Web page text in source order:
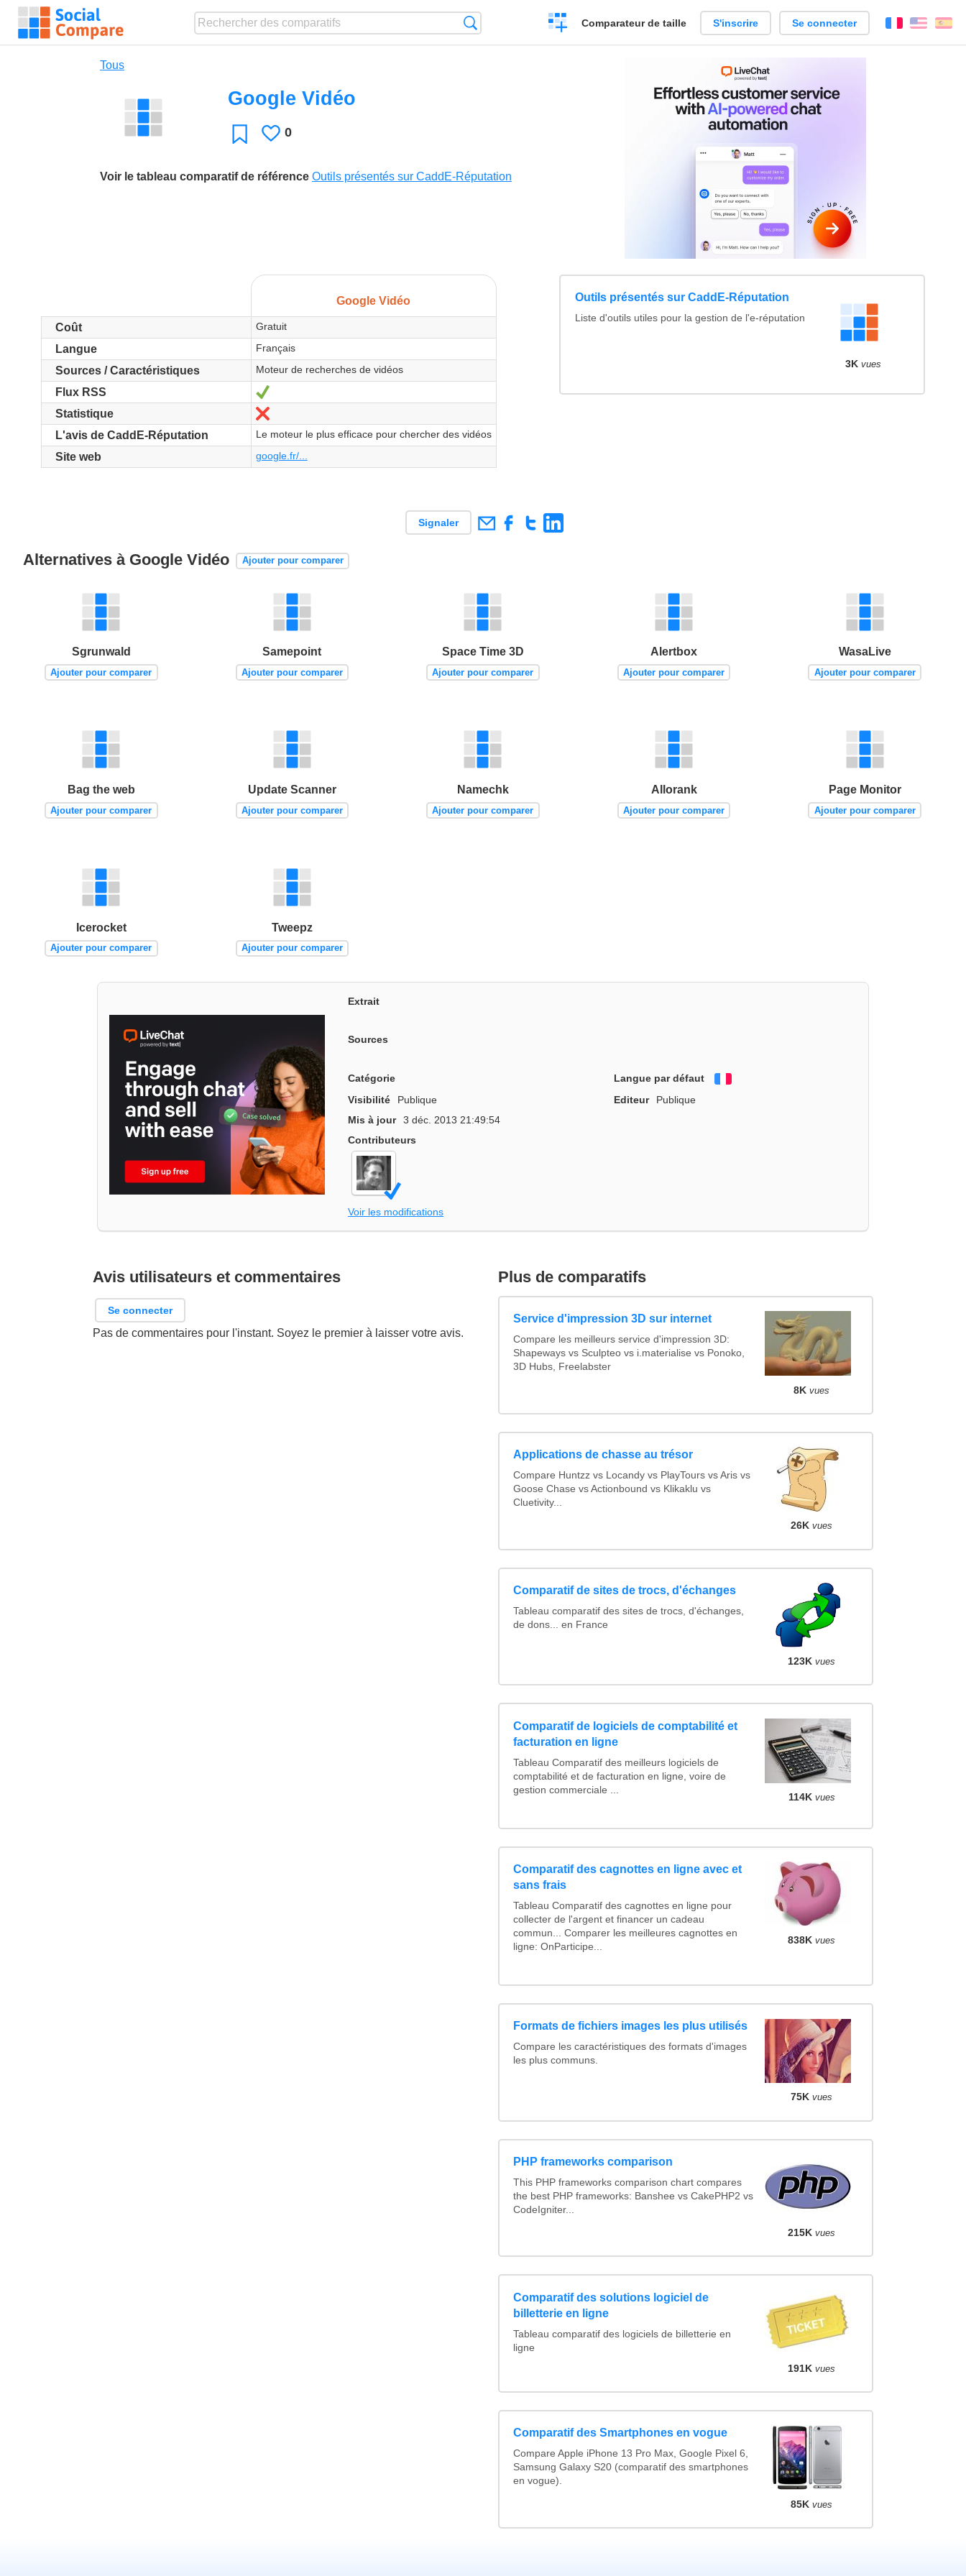
Créer
un
Comparateur de taille S'inscrire Se connecter FrançaisEnglish
Tous
Google Vidéo
Favori J'aime
0
Voir le tableau comparatif de référence Outils présentés sur CaddE-Réputation
Google Vidéo
Coût Gratuit
Langue Français
Sources / Caractéristiques Moteur de recherches de vidéos
Flux RSS Oui
Statistique Non
L'avis de CaddE-Réputation Le moteur le plus efficace pour chercher des vidéos
Site web google.fr/...
Outils présentés sur CaddE-Réputation
Liste d'outils utiles pour la gestion de l'e-réputation
3K vues
Signaler
Alternatives à Google Vidéo Ajouter pour comparer
Sgrunwald
Ajouter pour comparer
Samepoint
Ajouter pour comparer
Space Time 3D
Ajouter pour comparer
Alertbox
Ajouter pour comparer
WasaLive
Ajouter pour comparer
Bag the web
Ajouter pour comparer
Update Scanner
Ajouter pour comparer
Namechk
Ajouter pour comparer
Allorank
Ajouter pour comparer
Page Monitor
Ajouter pour comparer
Icerocket
Ajouter pour comparer
Tweepz
Ajouter pour comparer
Extrait
Sources
Catégorie Langue par défaut
Français
Visibilité
Publique Editeur
Publique
Mis à jour
3 déc. 2013 21:49:54
Contributeurs
Voir les modifications
Avis utilisateurs et commentaires
Se connecter
Pas de commentaires pour l'instant. Soyez le premier à laisser votre avis.
Plus de comparatifs
Service d'impression 3D sur internet
Compare les meilleurs service d'impression 3D:
Shapeways vs Sculpteo vs i.materialise vs Ponoko,
3D Hubs, Freelabster
8K vues
Applications de chasse au trésor
Compare Huntzz vs Locandy vs PlayTours vs Aris vs
Goose Chase vs Actionbound vs Klikaklu vs
Cluetivity...
26K vues
Comparatif de sites de trocs, d'échanges
Tableau comparatif des sites de trocs, d'échanges,
de dons... en France
123K vues
Comparatif de logiciels de comptabilité et
facturation en ligne
Tableau Comparatif des meilleurs logiciels de
comptabilité et de facturation en ligne, voire de
gestion commerciale ...
114K vues
Comparatif des cagnottes en ligne avec et
sans frais
Tableau Comparatif des cagnottes en ligne pour
collecter de l'argent et financer un cadeau
commun... Comparer les meilleures cagnottes en
ligne: OnParticipe...
838K vues
Formats de fichiers images les plus utilisés
Compare les caractéristiques des formats d'images
les plus communs.
75K vues
PHP frameworks comparison
This PHP frameworks comparison chart compares
the best PHP frameworks: Banshee vs CakePHP2 vs
CodeIgniter...
215K vues
Comparatif des solutions logiciel de
billetterie en ligne
Tableau comparatif des logiciels de billetterie en
ligne
191K vues
Comparatif des Smartphones en vogue
Compare Apple iPhone 13 Pro Max, Google Pixel 6,
Samsung Galaxy S20 (comparatif des smartphones
en vogue).
85K vues